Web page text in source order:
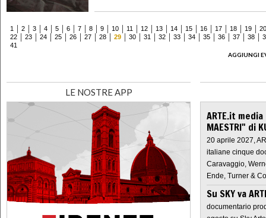
1 2 3 4 5 6 7 8 9 10 11 12 13 14 15 16 17 18 19
20
22
23 24 25 26 27 28 29 30 31 32 33 34 35 36 37 38
41
AGGIUNGI
LE NOSTRE APP
ARTE.it
MAESTRI" di
20 aprile 2027,
italiane cinque
Caravaggio,
Ende, Turner &
Su SKY va
documentario